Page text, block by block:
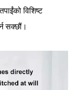
विशिष्ट
सक्छौं।